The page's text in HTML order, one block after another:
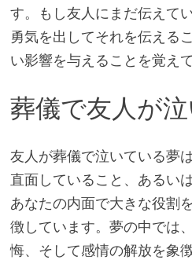
す。もし友人にまだ伝えて
勇気を出してそれを伝える
い影響を与えることを覚え
葬儀で友人が
友人が葬儀で泣いている夢
直面していること、あるい
あなたの内面で大きな役割
徴しています。夢の中では
悔、そして感情の解放を象